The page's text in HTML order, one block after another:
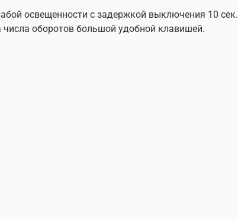
освещенности с задержкой выключения 10 сек.
оборотов большой удобной клавишей.